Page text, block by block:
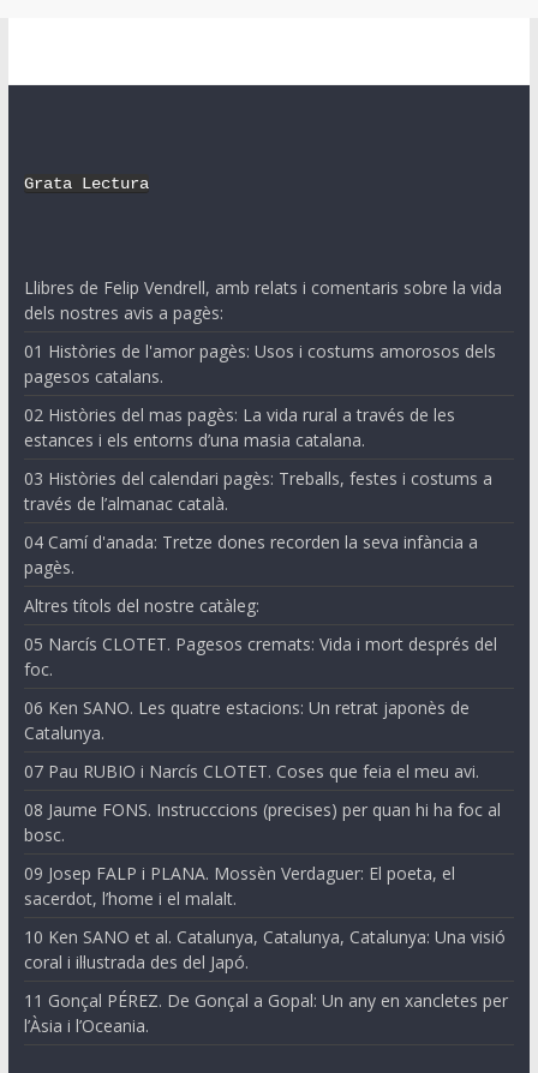
Grata Lectura
Llibres de Felip Vendrell, amb relats i comentaris sobre la vida
dels nostres avis a pagès:
01 Històries de l'amor pagès: Usos i costums amorosos dels
pagesos catalans.
02 Històries del mas pagès: La vida rural a través de les
estances i els entorns d’una masia catalana.
03 Històries del calendari pagès: Treballs, festes i costums a
través de l’almanac català.
04 Camí d'anada: Tretze dones recorden la seva infància a
pagès.
Altres títols del nostre catàleg:
05 Narcís CLOTET. Pagesos cremats: Vida i mort després del
foc.
06 Ken SANO. Les quatre estacions: Un retrat japonès de
Catalunya.
07 Pau RUBIO i Narcís CLOTET. Coses que feia el meu avi.
08 Jaume FONS. Instrucccions (precises) per quan hi ha foc al
bosc.
09 Josep FALP i PLANA. Mossèn Verdaguer: El poeta, el
sacerdot, l’home i el malalt.
10 Ken SANO et al. Catalunya, Catalunya, Catalunya: Una visió
coral i il·lustrada des del Japó.
11 Gonçal PÉREZ. De Gonçal a Gopal: Un any en xancletes per
l’Àsia i l’Oceania.